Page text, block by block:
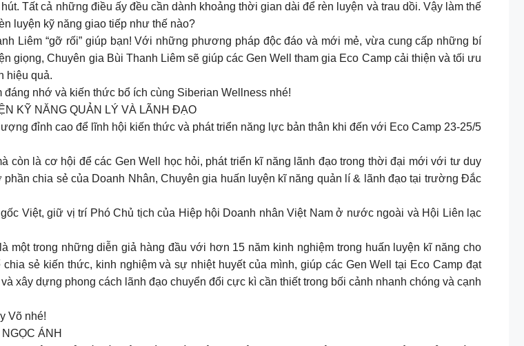
Tất cả những điều ấy đều cần dành khoảng thời gian dài để rèn luyện và trau dồi. Vậy làm thế
luyện kỹ năng giao tiếp như thế nào?
Liêm “gỡ rối” giúp bạn! Với những phương pháp độc đáo và mới mẻ, vừa cung cấp những bí
giọng, Chuyên gia Bùi Thanh Liêm sẽ giúp các Gen Well tham gia Eco Camp cải thiện và tối ưu
hiệu quả.
nhớ và kiến thức bổ ích cùng Siberian Wellness nhé!
KỸ NĂNG QUẢN LÝ VÀ LÃNH ĐẠO
đỉnh cao để lĩnh hội kiến thức và phát triển năng lực bản thân khi đến với Eco Camp 23-25/5
còn là cơ hội để các Gen Well học hỏi, phát triển kĩ năng lãnh đạo trong thời đại mới với tư duy
chia sẻ của Doanh Nhân, Chuyên gia huấn luyện kĩ năng quản lí & lãnh đạo tại trường Đắc
Việt, giữ vị trí Phó Chủ tịch của Hiệp hội Doanh nhân Việt Nam ở nước ngoài và Hội Liên lạc
một trong những diễn giả hàng đầu với hơn 15 năm kinh nghiệm trong huấn luyện kĩ năng cho
sẻ kiến thức, kinh nghiệm và sự nhiệt huyết của mình, giúp các Gen Well tại Eco Camp đạt
xây dựng phong cách lãnh đạo chuyển đổi cực kì cần thiết trong bối cảnh nhanh chóng và cạnh
Võ nhé!
ÁNH